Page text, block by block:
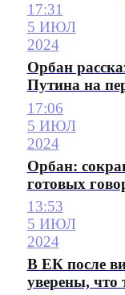
17:31
5 ИЮЛ
2024
Орбан
Путина на
17:06
5 ИЮЛ
2024
Орбан:
готовых
13:53
5 ИЮЛ
2024
В ЕК после
уверены, что